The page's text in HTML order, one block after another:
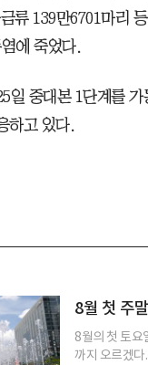
류 139만6701마리
에 죽었다.
일 중대본 1단계를
하고 있다.
8월 첫 주
8월의 첫 토요
까지 오르겠다